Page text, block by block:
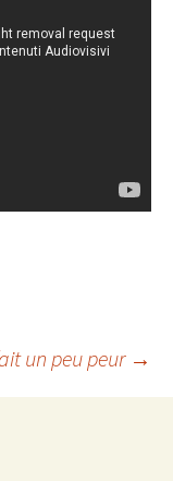
un peu peur →